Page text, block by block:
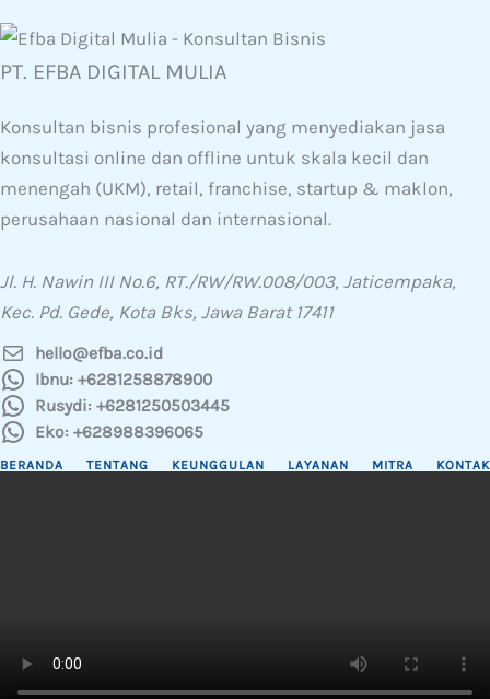
PT. EFBA DIGITAL MULIA
Konsultan bisnis profesional yang menyediakan jasa
konsultasi online dan offline untuk skala kecil dan
menengah (UKM), retail, franchise, startup & maklon,
perusahaan nasional dan internasional.
Jl. H. Nawin III No.6, RT./RW/RW.008/003, Jaticempaka,
Kec. Pd. Gede, Kota Bks, Jawa Barat 17411
hello@efba.co.id
Ibnu: +6281258878900
Rusydi: +6281250503445
Eko: +628988396065
BERANDA TENTANG KEUNGGULAN LAYANAN MITRA KONTAK